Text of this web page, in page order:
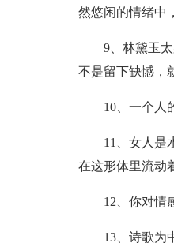
然悠闲的情绪中
9、林黛玉
不是留下缺憾，
10、一个人
11、女人是
在这形体里流动
12、你对情
13、诗歌为